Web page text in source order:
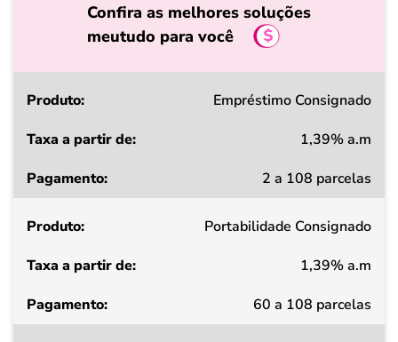
Confira as melhores soluções
meutudo para você
Produto
a
de
Pagamento
Empréstimo Consignado
1,39% a.m
2 a 108 parcelas
Portabilidade Consignado
1,39% a.m
60 a 108 parcelas